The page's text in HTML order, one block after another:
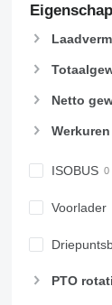
Netto
Werkuren
ISOBUS
Voorlader
PTO